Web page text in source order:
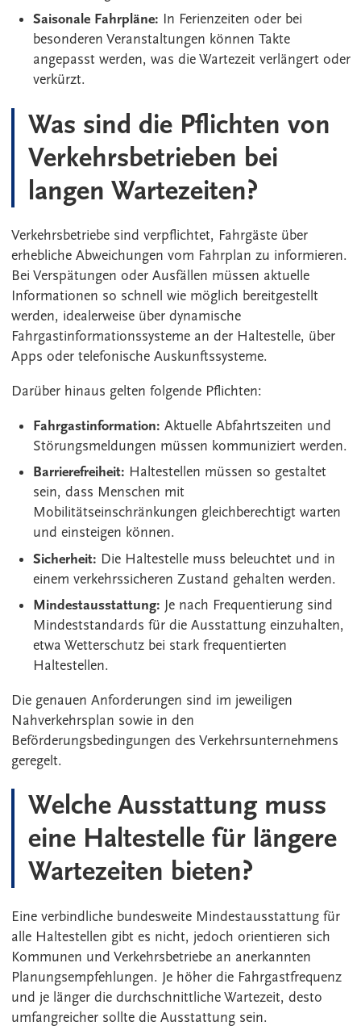
Saisonale Fahrpläne: In Ferienzeiten oder bei
besonderen Veranstaltungen können Takte
angepasst werden, was die Wartezeit verlängert oder
verkürzt.
Was sind die Pflichten von
Verkehrsbetrieben bei
langen Wartezeiten?
Verkehrsbetriebe sind verpflichtet, Fahrgäste über
erhebliche Abweichungen vom Fahrplan zu informieren.
Bei Verspätungen oder Ausfällen müssen aktuelle
Informationen so schnell wie möglich bereitgestellt
werden, idealerweise über dynamische
Fahrgastinformationssysteme an der Haltestelle, über
Apps oder telefonische Auskunftssysteme.
Darüber hinaus gelten folgende Pflichten:
Fahrgastinformation: Aktuelle Abfahrtszeiten und
Störungsmeldungen müssen kommuniziert werden.
Barrierefreiheit: Haltestellen müssen so gestaltet
sein, dass Menschen mit
Mobilitätseinschränkungen gleichberechtigt warten
und einsteigen können.
Sicherheit: Die Haltestelle muss beleuchtet und in
einem verkehrssicheren Zustand gehalten werden.
Mindestausstattung: Je nach Frequentierung sind
Mindeststandards für die Ausstattung einzuhalten,
etwa Wetterschutz bei stark frequentierten
Haltestellen.
Die genauen Anforderungen sind im jeweiligen
Nahverkehrsplan sowie in den
Beförderungsbedingungen des Verkehrsunternehmens
geregelt.
Welche Ausstattung muss
eine Haltestelle für längere
Wartezeiten bieten?
Eine verbindliche bundesweite Mindestausstattung für
alle Haltestellen gibt es nicht, jedoch orientieren sich
Kommunen und Verkehrsbetriebe an anerkannten
Planungsempfehlungen. Je höher die Fahrgastfrequenz
und je länger die durchschnittliche Wartezeit, desto
umfangreicher sollte die Ausstattung sein.